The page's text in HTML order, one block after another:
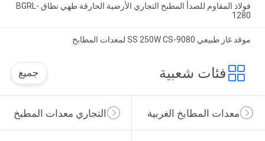
فولاذ المقاوم للصدأ المطبخ التجاري الأرضية الحارقة طهي نطاق BGRL-
1280
موقد غاز طبيعي SS 250W CS-9080 لمعدات المطابخ
فئات شعبية جميع
التجاري معدات المطبخ معدات المطابخ الغربية